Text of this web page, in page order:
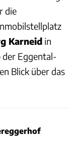
die
Karneid in
der Eggental-
Blick über das